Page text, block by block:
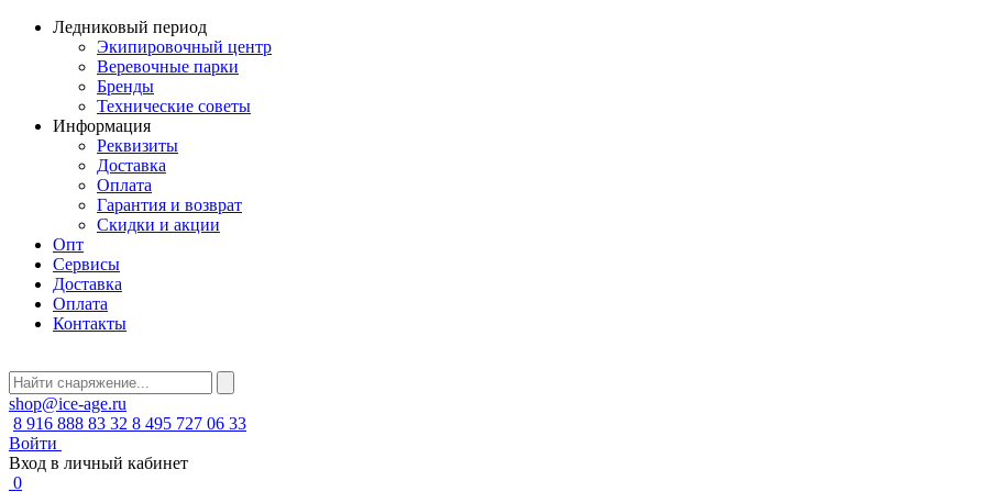
Ледниковый период
Экипировочный центр
Веревочные парки
Бренды
Технические советы
Информация
Реквизиты
Доставка
Оплата
Гарантия и возврат
Скидки и акции
Опт
Сервисы
Доставка
Оплата
Контакты
shop@ice-age.ru
8 916 888 83 32 8 495 727 06 33
Войти
Вход в личный кабинет
0